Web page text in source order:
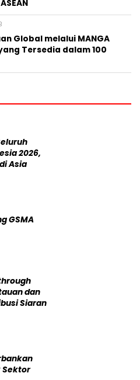
Global melalui MANGA
Tersedia dalam 100
2026,
Asia
GSMA
dan
Siaran
Sektor